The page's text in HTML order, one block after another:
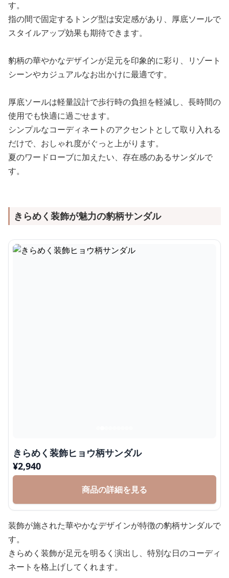
す。
指の間で固定するトング型は安定感があり、厚底ソールで
スタイルアップ効果も期待できます。
豹柄の華やかなデザインが足元を印象的に彩り、リゾート
シーンやカジュアルなお出かけに最適です。
厚底ソールは軽量設計で歩行時の負担を軽減し、長時間の
使用でも快適に過ごせます。
シンプルなコーディネートのアクセントとして取り入れる
だけで、おしゃれ度がぐっと上がります。
夏のワードローブに加えたい、存在感のあるサンダルで
す。
きらめく装飾が魅力の豹柄サンダル
きらめく装飾ヒョウ柄サンダル
¥2,940
商品の詳細を見る
装飾が施された華やかなデザインが特徴の豹柄サンダルで
す。
きらめく装飾が足元を明るく演出し、特別な日のコーディ
ネートを格上げしてくれます。